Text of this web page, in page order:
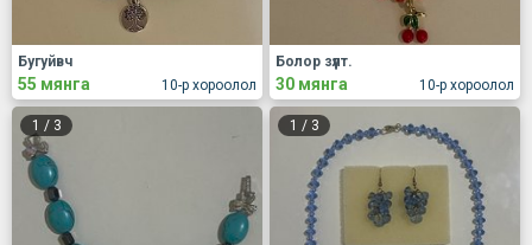
10-р хороолол
Бугуйвч
55 мянга 10-р хороолол
Болор зүүлт.
30 мянга
1 / 3 1 / 3